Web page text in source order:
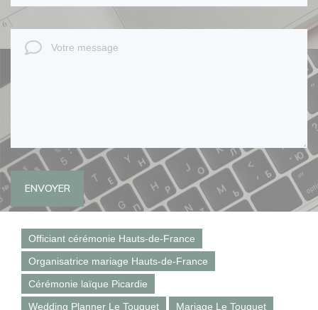
ENVOYER
Officiant cérémonie Hauts-de-France
Organisatrice mariage Hauts-de-France
Cérémonie laïque Picardie
Wedding Planner Le Touquet
Mariage Le Touquet